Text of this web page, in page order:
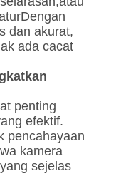
dan akurat,
ada cacat
penting
efektif.
pencahayaan
kamera
sejelas